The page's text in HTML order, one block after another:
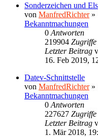
Sonderzeichen und
von ManfredRichter»
Bekanntmachungen
0 Antworten
219904 Zugriffe
Letzter Beitrag
16. Feb 2019,
Datev-Schnittstelle
von ManfredRichter»
Bekanntmachungen
0 Antworten
227627 Zugriffe
Letzter Beitrag
1. Mär 2018,